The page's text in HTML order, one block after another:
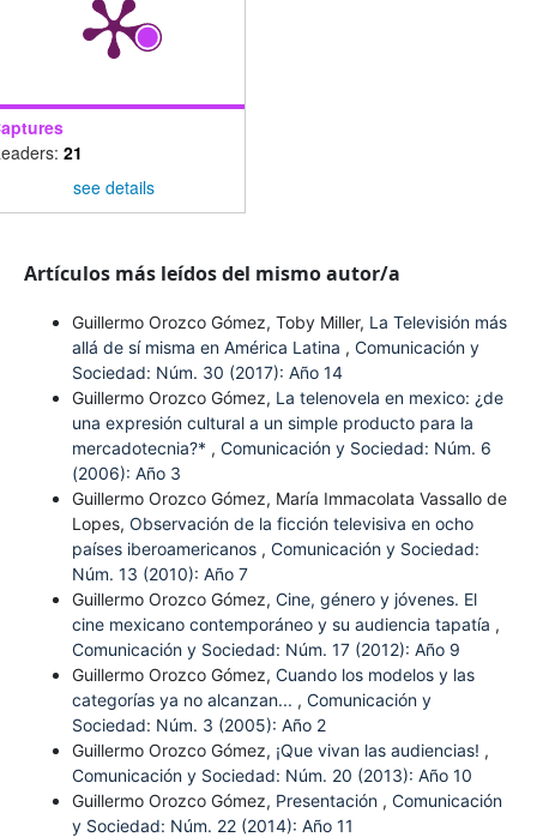
21
see details
Artículos más leídos del mismo autor/a
Guillermo Orozco Gómez, Toby Miller, La Televisión más
allá de sí misma en América Latina , Comunicación y
Sociedad: Núm. 30 (2017): Año 14
Guillermo Orozco Gómez, La telenovela en mexico: ¿de
una expresión cultural a un simple producto para la
mercadotecnia?* , Comunicación y Sociedad: Núm. 6
(2006): Año 3
Guillermo Orozco Gómez, María Immacolata Vassallo de
Lopes, Observación de la ficción televisiva en ocho
países iberoamericanos , Comunicación y Sociedad:
Núm. 13 (2010): Año 7
Guillermo Orozco Gómez, Cine, género y jóvenes. El
cine mexicano contemporáneo y su audiencia tapatía ,
Comunicación y Sociedad: Núm. 17 (2012): Año 9
Guillermo Orozco Gómez, Cuando los modelos y las
categorías ya no alcanzan... , Comunicación y
Sociedad: Núm. 3 (2005): Año 2
Guillermo Orozco Gómez, ¡Que vivan las audiencias! ,
Comunicación y Sociedad: Núm. 20 (2013): Año 10
Guillermo Orozco Gómez, Presentación , Comunicación
y Sociedad: Núm. 22 (2014): Año 11